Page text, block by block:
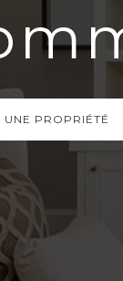
UNE PROPRIÉTÉ
UNE PROPRIÉTÉ